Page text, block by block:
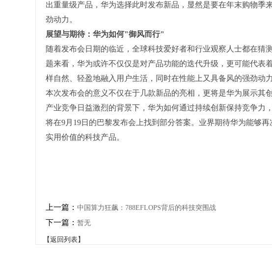
出重量级产品，华为选择此时发布新品，显然是要在年末购物季
劲动力。
展望与期待：华为如何"御风而行"
随着发布会日期的临近，全球科技爱好者和行业观察人士都在猜
题来看，华为或许不仅仅是对产品功能的迭代升级，更可能代
样自然、轻盈地融入用户生活，同时在性能上又具备风的强劲动力
本次发布会的意义不仅在于几款新品的亮相，更将是华为展示其
产业竞争日益激烈的背景下，华为如何通过持续创新保持竞争力
将在9月19日的巴黎发布会上找到部分答案。业界期待华为能够
实用价值的科技产品。
上一篇： 中国算力狂飙：788EFLOPS背后的科技突围战
下一篇： 暂无
【返回列表】